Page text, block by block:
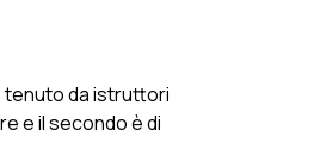
tenuto da istruttori
e il secondo è di